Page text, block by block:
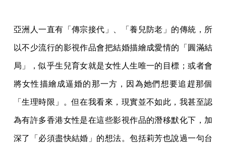
亞洲人一直有「傳宗接代」、「養兒防老」的傳統，所
以不少流行的影視作品會把結婚描繪成愛情的「圓滿結
局」，似乎生兒育女就是女性人生唯一的目標；或者會
將女性描繪成逼婚的那一方，因為她們想要追趕那個
「生理時限」。但在我看來，現實並不如此，我甚至認
為有許多香港女性是在這些影視作品的潛移默化下，加
深了「必須盡快結婚」的想法。包括莉芳也說過一句台